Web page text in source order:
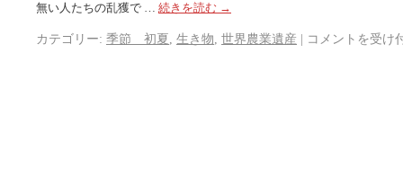
無い人たちの乱獲で … 続きを読む →
カテゴリー: 季節 初夏 生き物 世界農業遺産 | コメントを受け